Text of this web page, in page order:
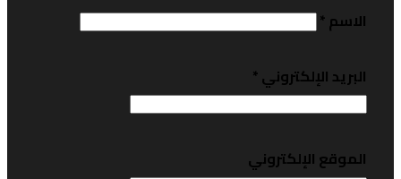
*
الإلكتروني*
الإلكتروني